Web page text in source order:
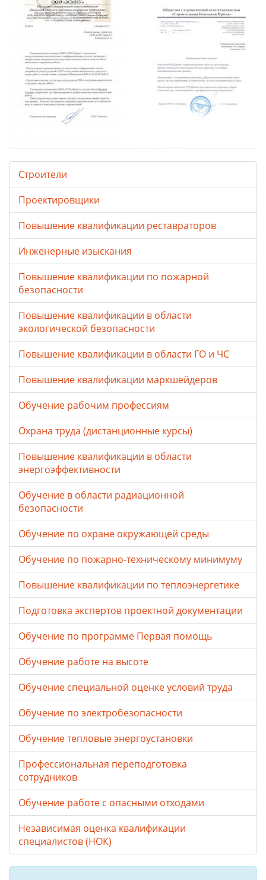
Строители
Проектировщики
Повышение квалификации реставраторов
Инженерные изыскания
Повышение квалификации по пожарной
безопасности
Повышение квалификации в области
экологической безопасности
Повышение квалификации в области ГО и ЧС
Повышение квалификации маркшейдеров
Обучение рабочим профессиям
Охрана труда (дистанционные курсы)
Повышение квалификации в области
энергоэффективности
Обучение в области радиационной
безопасности
Обучение по охране окружающей среды
Обучение по пожарно-техническому минимуму
Повышение квалификации по теплоэнергетике
Подготовка экспертов проектной документации
Обучение по программе Первая помощь
Обучение работе на высоте
Обучение специальной оценке условий труда
Обучение по электробезопасности
Обучение тепловые энергоустановки
Профессиональная переподготовка
сотрудников
Обучение работе с опасными отходами
Независимая оценка квалификации
специалистов (НОК)